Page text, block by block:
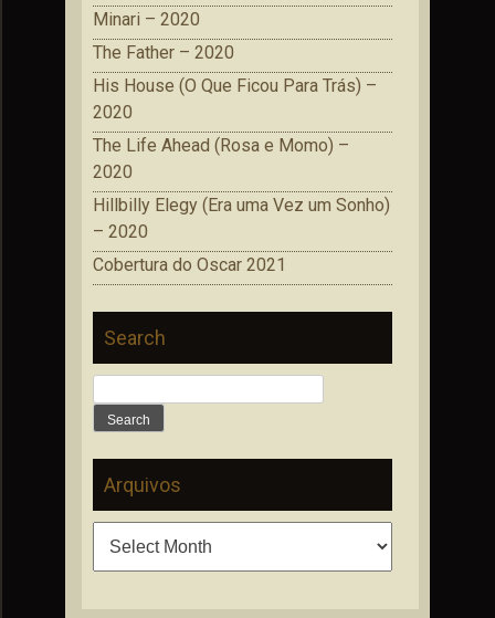
Minari – 2020
The Father – 2020
His House (O Que Ficou Para Trás) –
2020
The Life Ahead (Rosa e Momo) –
2020
Hillbilly Elegy (Era uma Vez um Sonho)
– 2020
Cobertura do Oscar 2021
Search
for:
Arquivos